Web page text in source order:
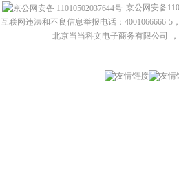
京公网安备
互联网违法和不良信息举报电话：4001066666-5
北京当当科文电子商务有限公司